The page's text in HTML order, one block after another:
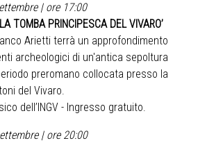
| ore 17:00
TOMBA PRINCIPESCA DEL VIVARO’
Arietti terrà un approfondimento
archeologici di un'antica sepoltura
preromano collocata presso la
del Vivaro.
dell’INGV - Ingresso gratuito.
| ore 20:00